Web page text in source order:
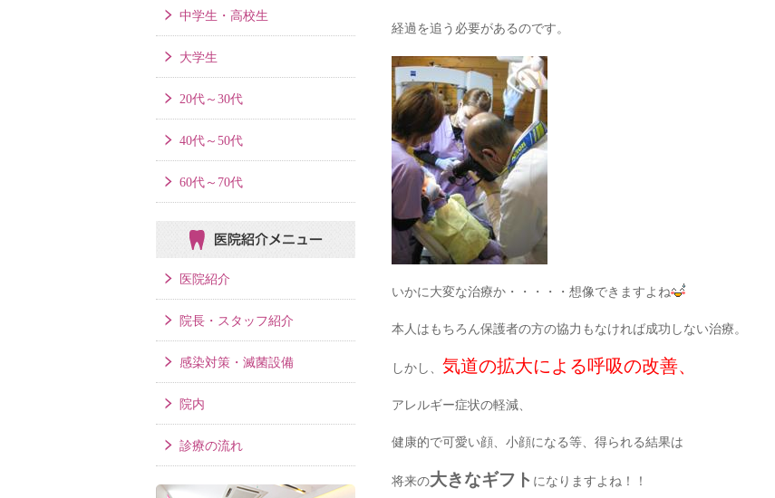
経過を追う必要があるのです。
いかに大変な治療か・・・・・想像できますよね
本人はもちろん保護者の方の協力もなければ成功しない治療。
しかし、 気道の拡大による呼吸の改善、
アレルギー症状の軽減、
健康的で可愛い顔、小顔になる等、得られる結果は
将来の大きなギフト になりますよね！！
中学生・高校生
大学生
20代～30代
40代～50代
60代～70代
医院紹介メニュー
医院紹介
院長・スタッフ紹介
感染対策・滅菌設備
院内
診療の流れ